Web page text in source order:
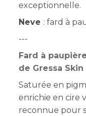
exceptionnelle.
Neve : fard à
---
Fard à
de Gressa Skin
Saturée en
enrichie en cire
reconnue pour